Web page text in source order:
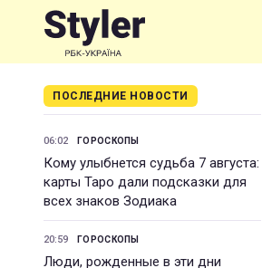
ПОСЛЕДНИЕ НОВОСТИ
06:02 ГОРОСКОПЫ
Кому улыбнется судьба 7 августа:
карты Таро дали подсказки для
всех знаков Зодиака
20:59 ГОРОСКОПЫ
Люди, рожденные в эти дни